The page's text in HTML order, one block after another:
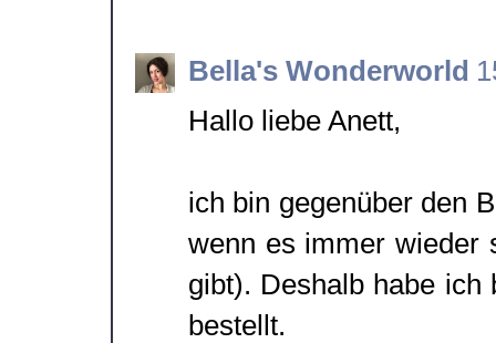
Bella's Wonderworld
Hallo liebe Anett,
ich bin gegenüber den
wenn es immer wieder
gibt). Deshalb habe ich
bestellt.